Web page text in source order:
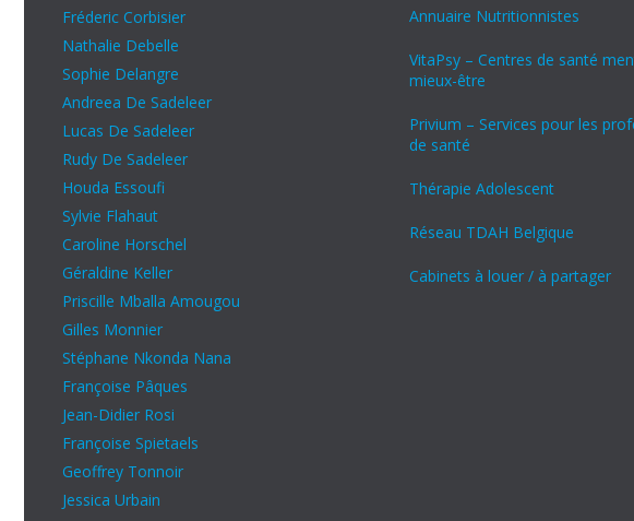
Fréderic Corbisier
Nathalie Debelle
Sophie Delangre
Andreea De Sadeleer
Lucas De Sadeleer
Rudy De Sadeleer
Houda Essoufi
Sylvie Flahaut
Caroline Horschel
Géraldine Keller
Priscille Mballa Amougou
Gilles Monnier
Stéphane Nkonda Nana
Françoise Pâques
Jean-Didier Rosi
Françoise Spietaels
Geoffrey Tonnoir
Jessica Urbain
Annuaire Nutritionnistes
VitaPsy – Centres de santé
mieux-être
Privium – Services pour les
de santé
Thérapie Adolescent
Réseau TDAH Belgique
Cabinets à louer / à partager